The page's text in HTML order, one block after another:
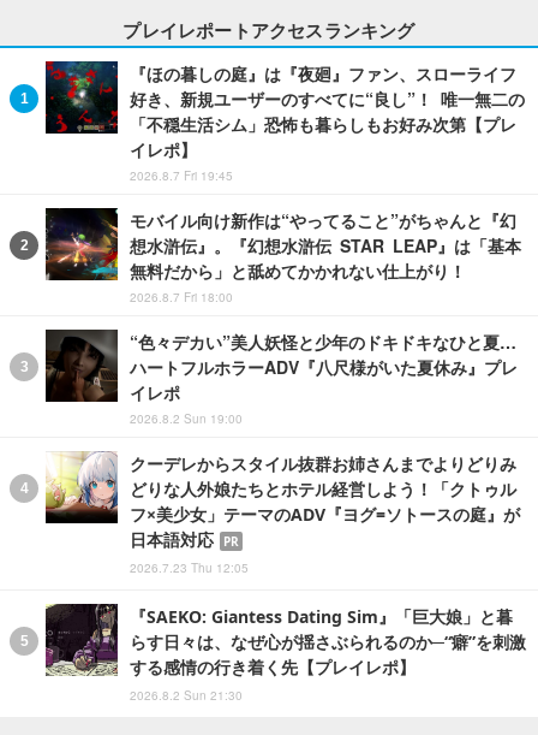
プレイレポートアクセスランキング
『ほの暮しの庭』は『夜廻』ファン、スローライフ
好き、新規ユーザーのすべてに“良し”！ 唯一無二の
「不穏生活シム」恐怖も暮らしもお好み次第【プレ
イレポ】
2026.8.7 Fri 19:45
モバイル向け新作は“やってること”がちゃんと『幻
想水滸伝』。『幻想水滸伝 STAR LEAP』は「基本
無料だから」と舐めてかかれない仕上がり！
2026.8.7 Fri 18:00
“色々デカい”美人妖怪と少年のドキドキなひと夏…
ハートフルホラーADV『八尺様がいた夏休み』プレ
イレポ
2026.8.2 Sun 19:00
クーデレからスタイル抜群お姉さんまでよりどりみ
どりな人外娘たちとホテル経営しよう！「クトゥル
フ×美少女」テーマのADV『ヨグ=ソトースの庭』が
日本語対応
PR
2026.7.23 Thu 12:05
『SAEKO: Giantess Dating Sim』「巨大娘」と暮
らす日々は、なぜ心が揺さぶられるのか─“癖”を刺激
する感情の行き着く先【プレイレポ】
2026.8.2 Sun 21:30